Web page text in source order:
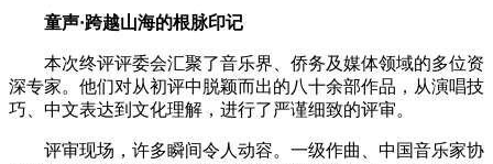
童声·跨越山海的根脉印记
本次终评评委会汇聚了音乐界、侨务及媒体领域的多位资
深专家。他们对从初评中脱颖而出的八十余部作品，从演唱技
巧、中文表达到文化理解，进行了严谨细致的评审。
评审现场，许多瞬间令人动容。一级作曲、中国音乐家协